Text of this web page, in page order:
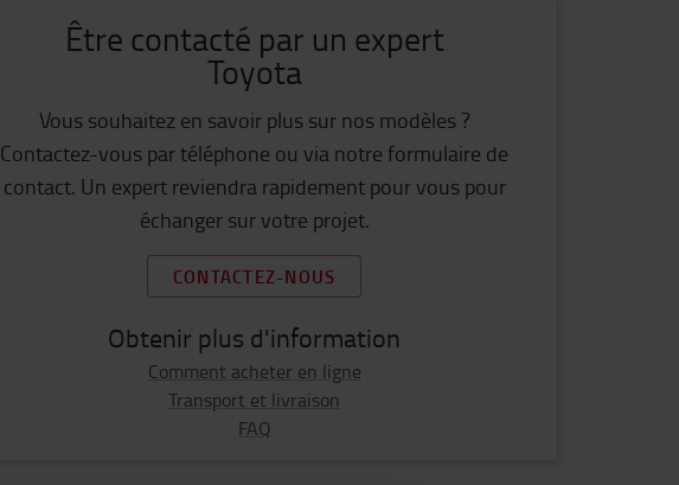
Être contacté par un expert
Toyota
Vous souhaitez en savoir plus sur nos modèles ?
Contactez-vous par téléphone ou via notre formulaire de
contact. Un expert reviendra rapidement pour vous pour
échanger sur votre projet.
CONTACTEZ-NOUS
Obtenir plus d'information
Comment acheter en ligne
Transport et livraison
FAQ